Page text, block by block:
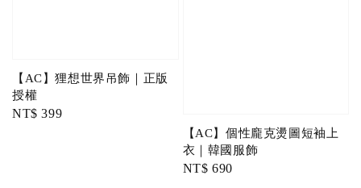
【AC】狸想世界吊飾｜正版
授權
Regular
NT$ 399
【AC】個性龐克燙圖短袖上
衣｜韓國服飾
Regular
NT$ 690